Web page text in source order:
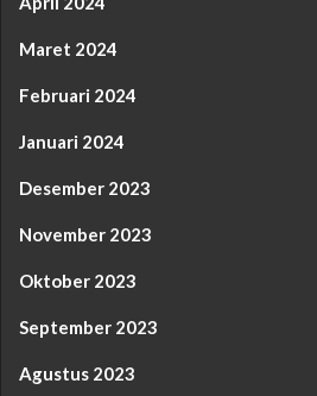
Maret 2024
Februari 2024
Januari 2024
Desember 2023
November 2023
Oktober 2023
September 2023
Agustus 2023